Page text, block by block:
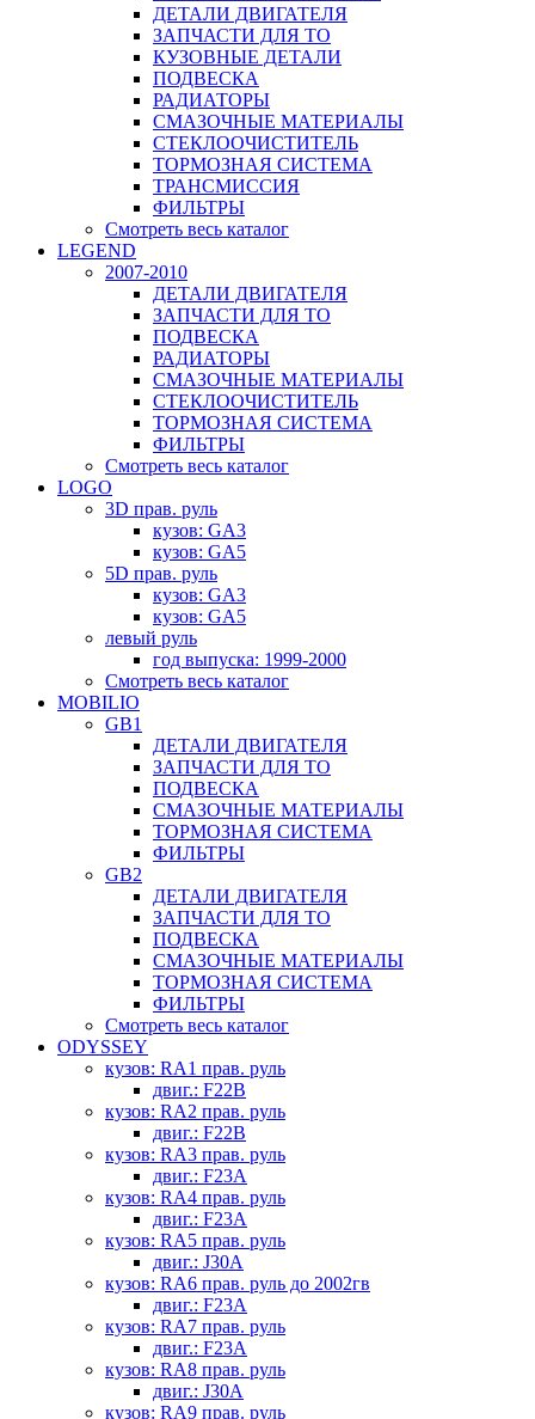
ДЕТАЛИ ДВИГАТЕЛЯ
ЗАПЧАСТИ ДЛЯ ТО
КУЗОВНЫЕ ДЕТАЛИ
ПОДВЕСКА
РАДИАТОРЫ
СМАЗОЧНЫЕ МАТЕРИАЛЫ
СТЕКЛООЧИСТИТЕЛЬ
ТОРМОЗНАЯ СИСТЕМА
ТРАНСМИССИЯ
ФИЛЬТРЫ
Смотреть весь каталог
LEGEND
2007-2010
ДЕТАЛИ ДВИГАТЕЛЯ
ЗАПЧАСТИ ДЛЯ ТО
ПОДВЕСКА
РАДИАТОРЫ
СМАЗОЧНЫЕ МАТЕРИАЛЫ
СТЕКЛООЧИСТИТЕЛЬ
ТОРМОЗНАЯ СИСТЕМА
ФИЛЬТРЫ
Смотреть весь каталог
LOGO
3D прав. руль
кузов: GA3
кузов: GA5
5D прав. руль
кузов: GA3
кузов: GA5
левый руль
год выпуска: 1999-2000
Смотреть весь каталог
MOBILIO
GB1
ДЕТАЛИ ДВИГАТЕЛЯ
ЗАПЧАСТИ ДЛЯ ТО
ПОДВЕСКА
СМАЗОЧНЫЕ МАТЕРИАЛЫ
ТОРМОЗНАЯ СИСТЕМА
ФИЛЬТРЫ
GB2
ДЕТАЛИ ДВИГАТЕЛЯ
ЗАПЧАСТИ ДЛЯ ТО
ПОДВЕСКА
СМАЗОЧНЫЕ МАТЕРИАЛЫ
ТОРМОЗНАЯ СИСТЕМА
ФИЛЬТРЫ
Смотреть весь каталог
ODYSSEY
кузов: RA1 прав. руль
двиг.: F22B
кузов: RA2 прав. руль
двиг.: F22B
кузов: RA3 прав. руль
двиг.: F23A
кузов: RA4 прав. руль
двиг.: F23A
кузов: RA5 прав. руль
двиг.: J30A
кузов: RA6 прав. руль до 2002гв
двиг.: F23A
кузов: RA7 прав. руль
двиг.: F23A
кузов: RA8 прав. руль
двиг.: J30A
кузов: RA9 прав. руль